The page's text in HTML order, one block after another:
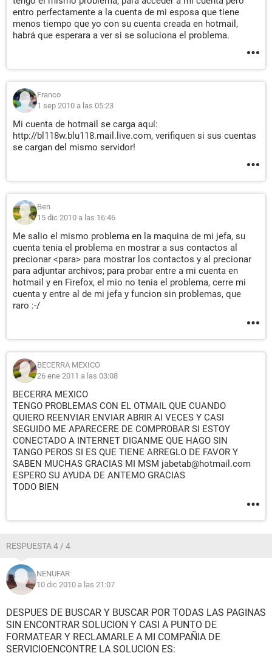
entro perfectamente a la cuenta de mi esposa que tiene
menos tiempo que yo con su cuenta creada en hotmail,
habrá que esperara a ver si se soluciona el problema.
Franco
1 sep 2010 a las 05:23
Mi cuenta de hotmail se carga aquí:
http://bl118w.blu118.mail.live.com, verifiquen si sus cuentas
se cargan del mismo servidor!
Ben
15 dic 2010 a las 16:46
Me salio el mismo problema en la maquina de mi jefa, su
cuenta tenia el problema en mostrar a sus contactos al
precionar <para> para mostrar los contactos y al precionar
para adjuntar archivos; para probar entre a mi cuenta en
hotmail y en Firefox, el mio no tenia el problema, cerre mi
cuenta y entre al de mi jefa y funcion sin problemas, que
raro :-/
BECERRA MEXICO
26 ene 2011 a las 03:08
BECERRA MEXICO
TENGO PROBLEMAS CON EL OTMAIL QUE CUANDO
QUIERO REENVIAR ENVIAR ABRIR AI VECES Y CASI
SEGUIDO ME APARECERE DE COMPROBAR SI ESTOY
CONECTADO A INTERNET DIGANME QUE HAGO SIN
TANGO PEROS SI ES QUE TIENE ARREGLO DE FAVOR Y
SABEN MUCHAS GRACIAS MI MSM jabetab@hotmail.com
ESPERO SU AYUDA DE ANTEMO GRACIAS
TODO BIEN
RESPUESTA 4 / 4
NENUFAR
10 dic 2010 a las 21:07
DESPUES DE BUSCAR Y BUSCAR POR TODAS LAS PAGINAS
SIN ENCONTRAR SOLUCION Y CASI A PUNTO DE
FORMATEAR Y RECLAMARLE A MI COMPAÑIA DE
SERVICIOENCONTRE LA SOLUCION ES: